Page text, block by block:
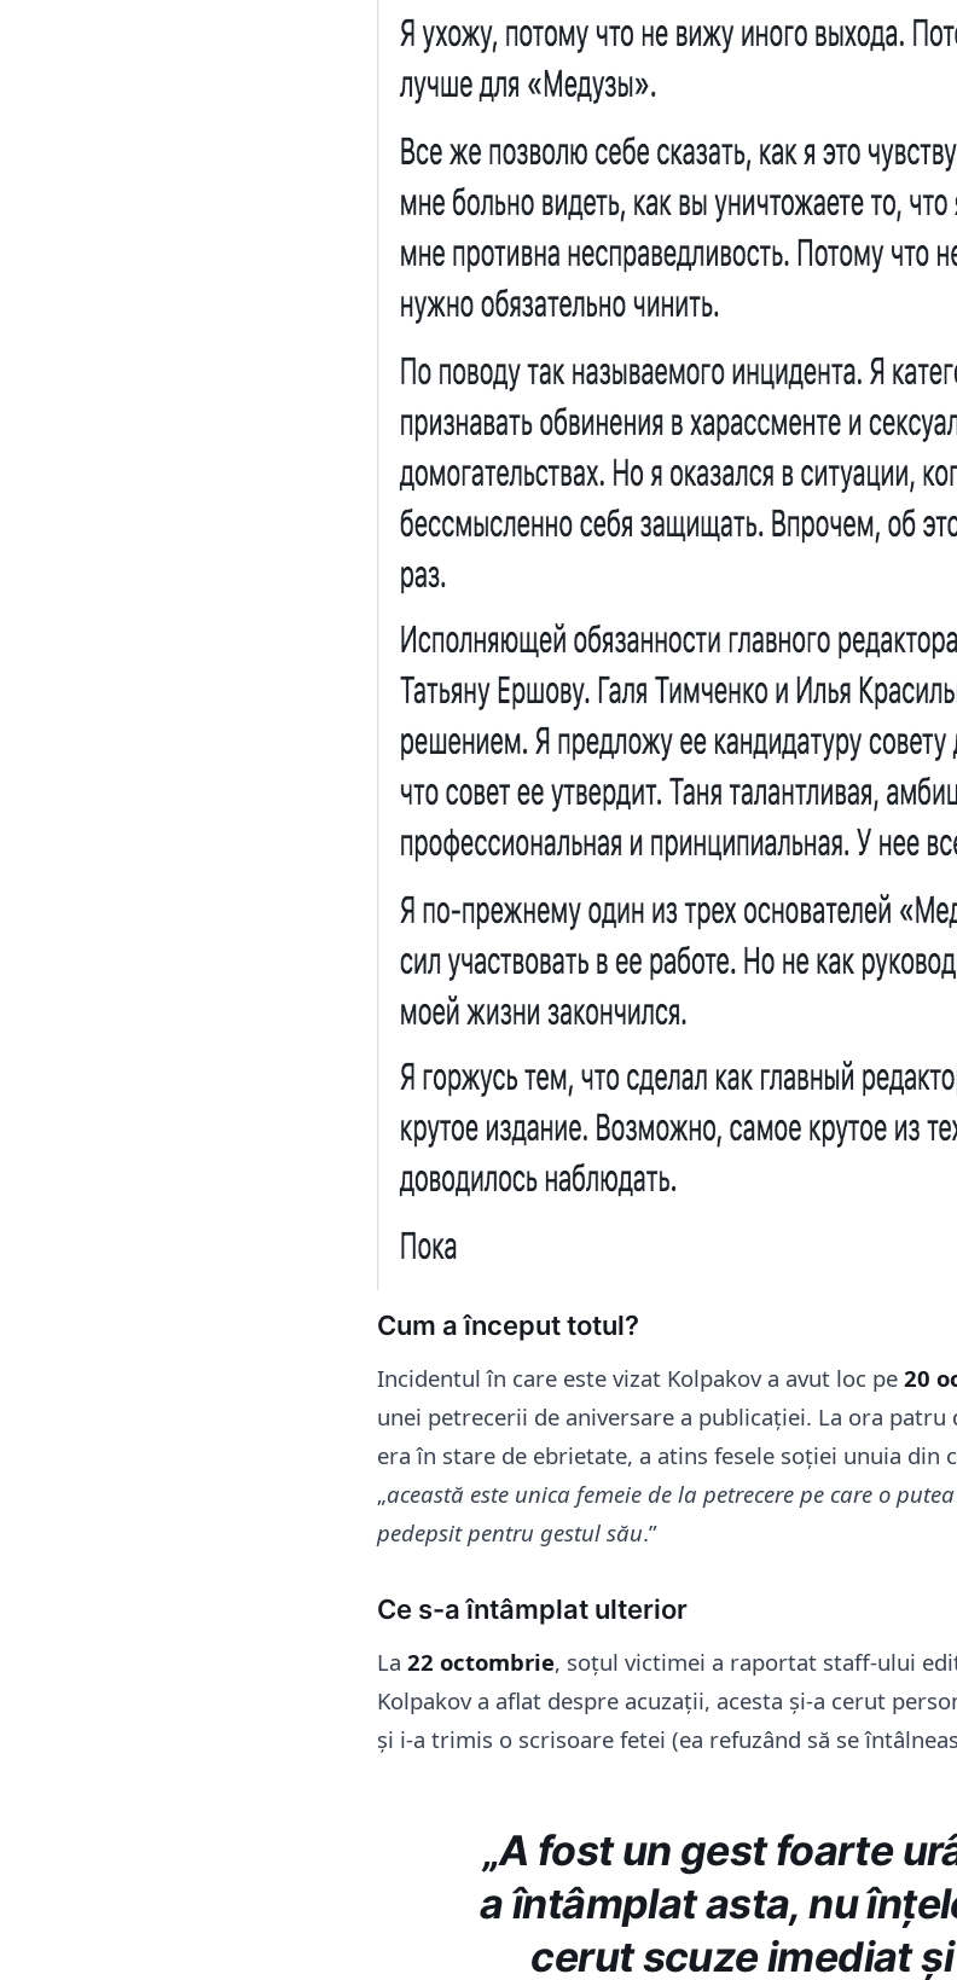
Cum a început totul?
Incidentul în care este vizat Kolpakov a avut loc pe 20
unei petrecerii de aniversare a publicației. La ora patru
era în stare de ebrietate, a atins fesele soției unuia din
„această este unica femeie de la petrecere pe care o
pedepsit pentru gestul său.”
Ce s-a întâmplat ulterior
La 22 octombrie, soțul victimei a raportat staff-ului
Kolpakov a aflat despre acuzații, acesta și-a cerut
și i-a trimis o scrisoare fetei (ea refuzând să se
„A fost un gest foarte
a întâmplat asta, nu
cerut scuze imediat